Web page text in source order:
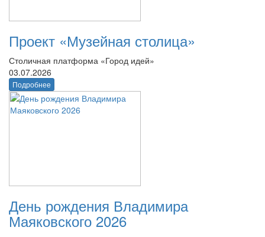
Проект «Музейная столица»
Столичная платформа «Город идей»
03.07.2026
Подробнее
День рождения Владимира
Маяковского 2026